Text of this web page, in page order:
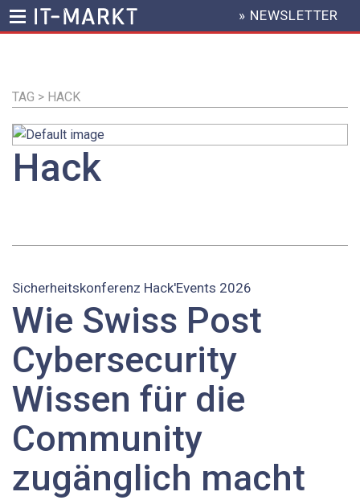
Inhalt
HEADER
MENU
» NEWSLETTER
TAG > HACK
Hack
Sicherheitskonferenz Hack'Events 2026
Wie Swiss Post
Cybersecurity
Wissen für die
Community
zugänglich macht